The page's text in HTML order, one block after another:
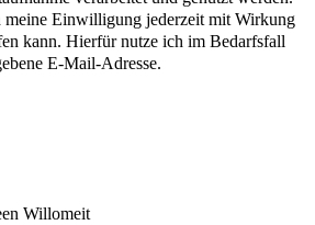
meine Einwilligung jederzeit mit Wirkung
kann. Hierfür nutze ich im Bedarfsfall
E-Mail-Adresse.
Willomeit